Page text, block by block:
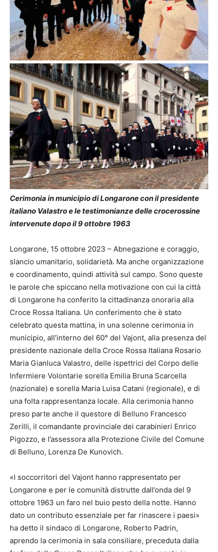
Cerimonia in municipio di Longarone con il presidente
italiano Valastro e le testimonianze delle crocerossine
intervenute dopo il 9 ottobre 1963
Longarone, 15 ottobre 2023 – Abnegazione e coraggio,
slancio umanitario, solidarietà. Ma anche organizzazione
e coordinamento, quindi attività sul campo. Sono queste
le parole che spiccano nella motivazione con cui la città
di Longarone ha conferito la cittadinanza onoraria alla
Croce Rossa Italiana. Un conferimento che è stato
celebrato questa mattina, in una solenne cerimonia in
municipio, all’interno del 60° del Vajont, alla presenza del
presidente nazionale della Croce Rossa Italiana Rosario
Maria Gianluca Valastro, delle ispettrici del Corpo delle
Infermiere Volontarie sorella Emilia Bruna Scarcella
(nazionale) e sorella Maria Luisa Catani (regionale), e di
una folta rappresentanza locale. Alla cerimonia hanno
preso parte anche il questore di Belluno Francesco
Zerilli, il comandante provinciale dei carabinieri Enrico
Pigozzo, e l’assessora alla Protezione Civile del Comune
di Belluno, Lorenza De Kunovich.
«I soccorritori del Vajont hanno rappresentato per
Longarone e per le comunità distrutte dall’onda del 9
ottobre 1963 un faro nel buio pesto della notte. Hanno
dato un contributo essenziale per far rinascere i paesi»
ha detto il sindaco di Longarone, Roberto Padrin,
aprendo la cerimonia in sala consiliare, preceduta dalla